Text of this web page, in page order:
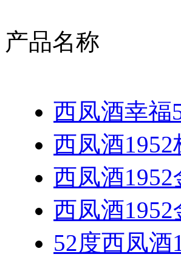
产品名称
西凤酒幸福
西凤酒1952
西凤酒1952
西凤酒1952
52度西凤酒